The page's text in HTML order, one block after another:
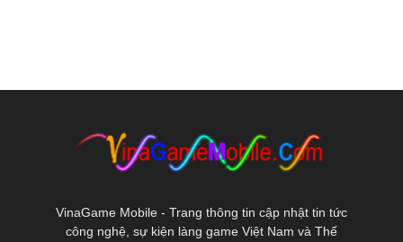
VinaGame Mobile - Trang thông tin cập nhật tin tức
công nghệ, sự kiện làng game Việt Nam và Thế